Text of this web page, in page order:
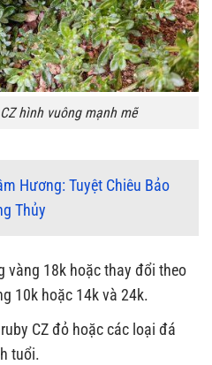
hình vuông mạnh mẽ
Hương: Tuyệt Chiêu Bảo
Thủy
vàng 18k hoặc thay đổi theo
10k hoặc 14k và 24k.
CZ đỏ hoặc các loại đá
tuổi.